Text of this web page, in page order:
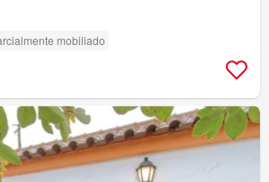
mobiliado